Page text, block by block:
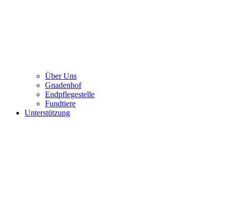
Über Uns
Gnadenhof
Endpflegestelle
Fundtiere
Unterstützung